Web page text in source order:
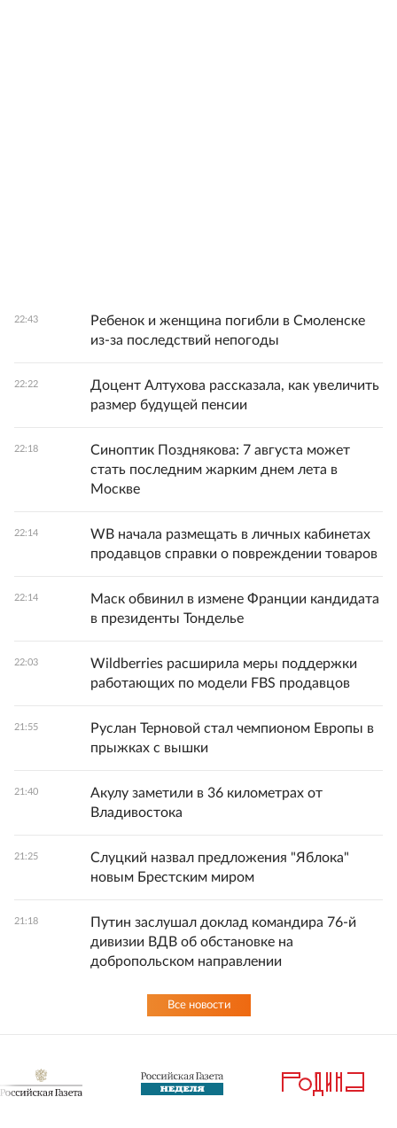
22:43
Ребенок и женщина погибли в Смоленске
из-за последствий непогоды
22:22
Доцент Алтухова рассказала, как увеличить
размер будущей пенсии
22:18
Синоптик Позднякова: 7 августа может
стать последним жарким днем лета в
Москве
22:14
WB начала размещать в личных кабинетах
продавцов справки о повреждении товаров
22:14
Маск обвинил в измене Франции кандидата
в президенты Тонделье
22:03
Wildberries расширила меры поддержки
работающих по модели FBS продавцов
21:55
Руслан Терновой стал чемпионом Европы в
прыжках с вышки
21:40
Акулу заметили в 36 километрах от
Владивостока
21:25
Слуцкий назвал предложения "Яблока"
новым Брестским миром
21:18
Путин заслушал доклад командира 76-й
дивизии ВДВ об обстановке на
добропольском направлении
Все новости